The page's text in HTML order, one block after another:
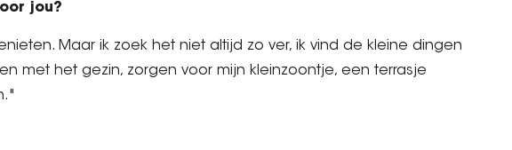
jou?
Maar ik zoek het niet altijd zo ver, ik vind de kleine dingen
met het gezin, zorgen voor mijn kleinzoontje, een terrasje